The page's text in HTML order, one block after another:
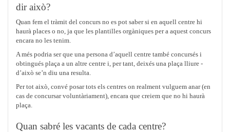
dir això?
Quan fem el tràmit del concurs no es pot saber si en aquell centre hi
haurà places o no, ja que les plantilles orgàniques per a aquest concurs
encara no les tenim.
A més podria ser que una persona d’aquell centre també concursés i
obtingués plaça a un altre centre i, per tant, deixés una plaça lliure -
d’això se’n diu una resulta.
Per tot això, convé posar tots els centres on realment vulguem anar (en
cas de concursar voluntàriament), encara que creiem que no hi haurà
plaça.
Quan sabré les vacants de cada centre?